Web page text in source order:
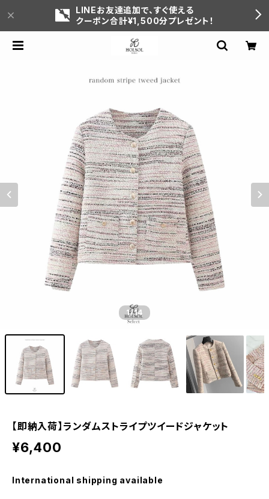
LINEお友達追加で、すぐ使える
クーポン合計¥1,500分プレゼント！
1/14
【即納入荷】ランダムストライプツイードジャケット
¥6,400
International shipping available